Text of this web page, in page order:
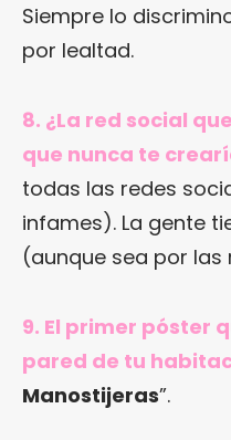
Siempre lo
por lealtad.
8. ¿La red social
que nunca te
todas las redes
infames). La gente
(aunque sea por las
9. El primer póster
pared de tu
Manostijeras”.